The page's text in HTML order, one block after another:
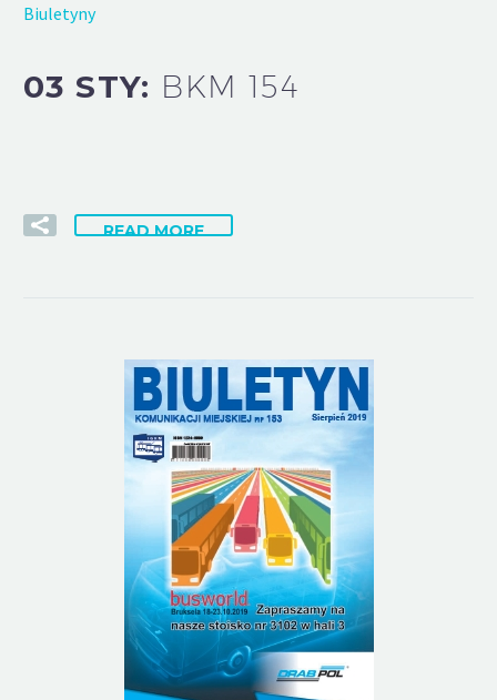
Biuletyny
03 STY: BKM 154
READ MORE